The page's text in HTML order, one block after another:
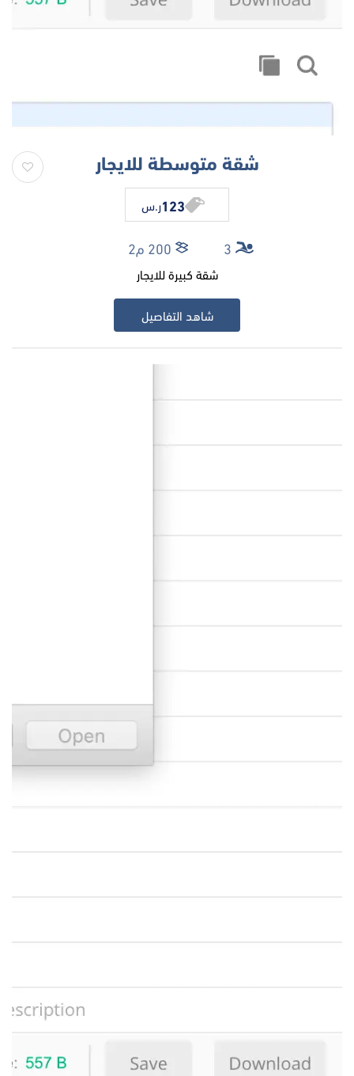
شقة متوسطة للايجار
123ر.س
3 200 م2
شقة كبيرة للايجار
شاهد التفاصيل